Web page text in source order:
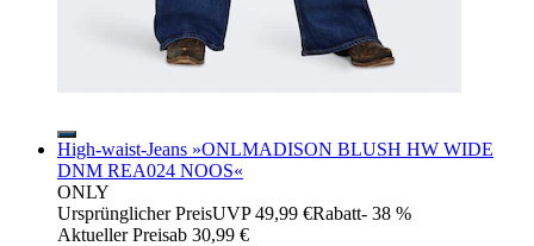
High-waist-Jeans »ONLMADISON BLUSH HW WIDE
DNM REA024 NOOS«
ONLY
Ursprünglicher PreisUVP 49,99 €Rabatt- 38 %
Aktueller Preisab 30,99 €